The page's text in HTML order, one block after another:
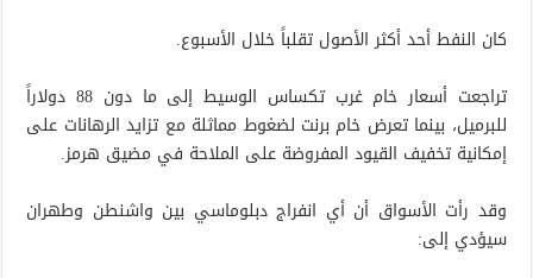
كان النفط أحد أكثر الأصول تقلباً خلال الأسبوع.
تراجعت أسعار خام غرب تكساس الوسيط إلى ما دون 88 دولاراً
للبرميل، بينما تعرض خام برنت لضغوط مماثلة مع تزايد الرهانات على
إمكانية تخفيف القيود المفروضة على الملاحة في مضيق هرمز.
وقد رأت الأسواق أن أي انفراج دبلوماسي بين واشنطن وطهران
سيؤدي إلى: